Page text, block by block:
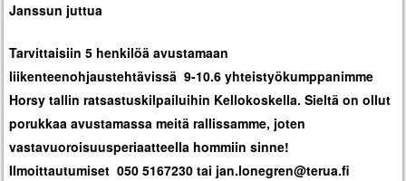
Janssun juttua
Tarvittaisiin 5 henkilöä avustamaan
liikenteenohjaustehtävissä 9-10.6 yhteistyökumppanimme
Horsy tallin ratsastuskilpailuihin Kellokoskella. Sieltä on ollut
porukkaa avustamassa meitä rallissamme, joten
vastavuoroisuusperiaatteella hommiin sinne!
Ilmoittautumiset 050 5167230 tai jan.lonegren@terua.fi